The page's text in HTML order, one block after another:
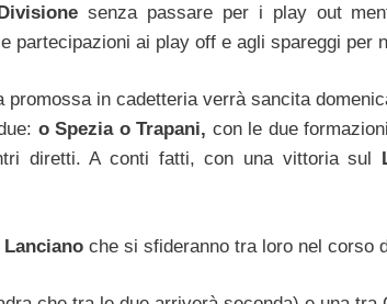
senza passare per i play out
partecipazioni ai play off e agli spareggi per
promossa in cadetteria verrà sancita
o Spezia o Trapani, con le due
diretti. A conti fatti, con una vittoria sul
che si sfideranno tra loro nel corso